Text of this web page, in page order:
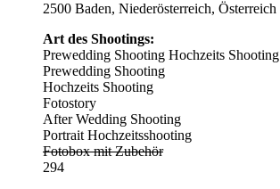
2500 Baden, Niederösterreich, Österreich
Art des Shootings:
Prewedding Shooting Hochzeits Shooting
Prewedding Shooting
Hochzeits Shooting
Fotostory
After Wedding Shooting
Portrait Hochzeitsshooting
Fotobox mit Zubehör
294